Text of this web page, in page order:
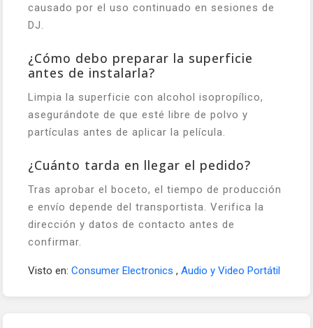
causado por el uso continuado en sesiones de
DJ.
¿Cómo debo preparar la superficie
antes de instalarla?
Limpia la superficie con alcohol isopropílico,
asegurándote de que esté libre de polvo y
partículas antes de aplicar la película.
¿Cuánto tarda en llegar el pedido?
Tras aprobar el boceto, el tiempo de producción
e envío depende del transportista. Verifica la
dirección y datos de contacto antes de
confirmar.
Visto en: Consumer Electronics , Audio y Video Portátil